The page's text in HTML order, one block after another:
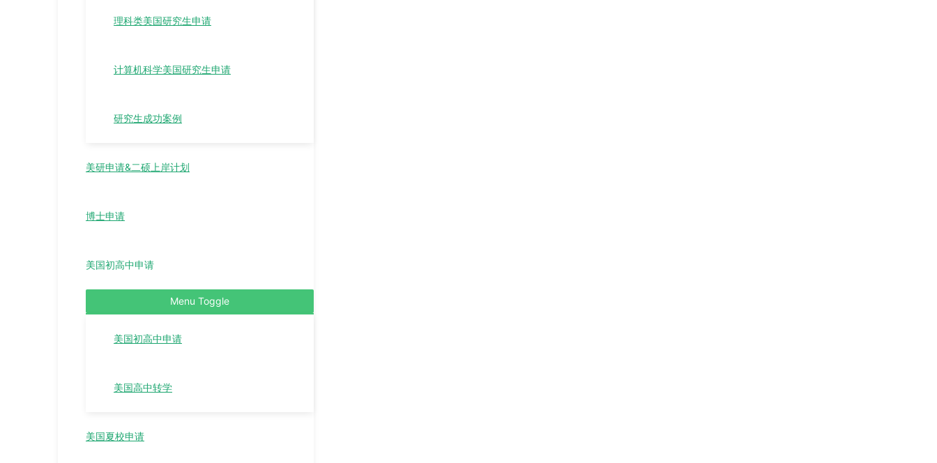
理科类美国研究生申请
计算机科学美国研究生申请
研究生成功案例
美研申请&二硕上岸计划
博士申请
美国初高中申请
Menu Toggle
美国初高中申请
美国高中转学
美国夏校申请